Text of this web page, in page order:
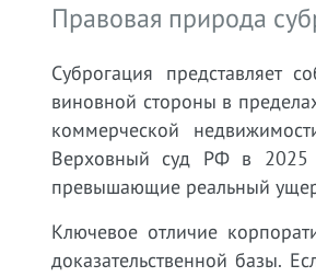
Правовая природа
Суброгация представляет
виновной стороны в
коммерческой
Верховный суд РФ в 2025
превышающие реальный
Ключевое отличие
доказательственной базы.